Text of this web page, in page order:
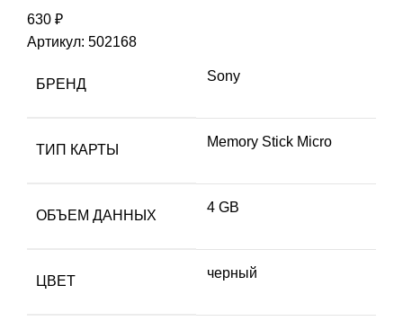
630 ₽
Артикул: 502168
БРЕНД
Sony
ТИП КАРТЫ
Memory Stick Micro
ОБЪЕМ ДАННЫХ
4 GB
ЦВЕТ
черный